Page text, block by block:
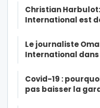
Christian
International est
Le journaliste
International
Covid-19 :
pas baisser la